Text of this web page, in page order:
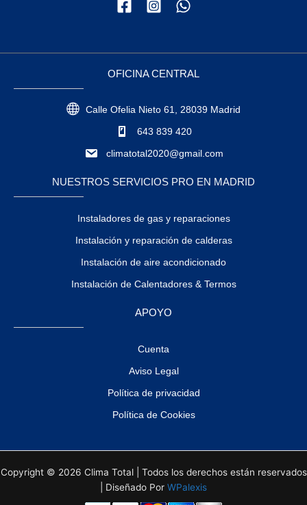
OFICINA CENTRAL
Calle Ofelia Nieto 61, 28039 Madrid
643 839 420
climatotal2020@gmail.com
NUESTROS SERVICIOS PRO EN MADRID
Instaladores de gas y reparaciones
Instalación y reparación de calderas
Instalación de aire acondicionado
Instalación de Calentadores & Termos
APOYO
Cuenta
Aviso Legal
Política de privacidad
Política de Cookies
Copyright © 2026 Clima Total | Todos los derechos están reservados
| Diseñado Por WPalexis